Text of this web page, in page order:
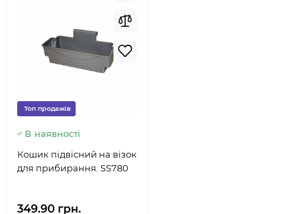
Топ продажів
В наявності
Кошик підвісний на візок
для прибирання. SS780
349.90 грн.